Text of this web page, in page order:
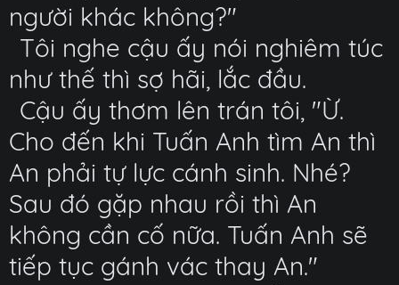
người khác không?"
Tôi nghe cậu ấy nói nghiêm túc
như thế thì sợ hãi, lắc đầu.
Cậu ấy thơm lên trán tôi, "Ừ.
Cho đến khi Tuấn Anh tìm An thì
An phải tự lực cánh sinh. Nhé?
Sau đó gặp nhau rồi thì An
không cần cố nữa. Tuấn Anh sẽ
tiếp tục gánh vác thay An."